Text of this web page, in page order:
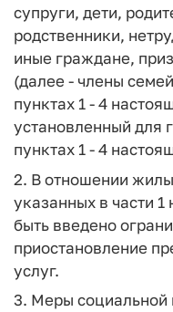
супруги, дети,
родственники,
иные граждане,
(далее - члены
пунктах 1 - 4
установленный для
пунктах 1 - 4
2. В отношении
указанных в части
быть введено
приостановление
услуг.
3. Меры